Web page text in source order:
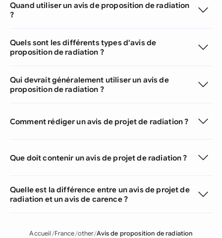
Quand utiliser un avis de proposition de radiation
?
Quels sont les différents types d'avis de
proposition de radiation ?
Qui devrait généralement utiliser un avis de
proposition de radiation ?
Comment rédiger un avis de projet de radiation ?
Que doit contenir un avis de projet de radiation ?
Quelle est la différence entre un avis de projet de
radiation et un avis de carence ?
Accueil France other Avis de proposition de radiation